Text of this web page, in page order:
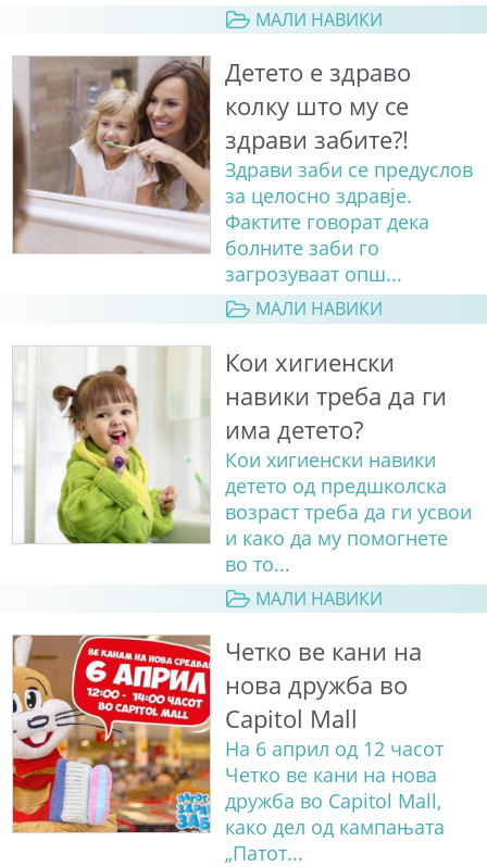
МАЛИ НАВИКИ
Детето е здраво
колку што му се
здрави забите?!
Здрави заби се предуслов
за целосно здравје.
Фактите говорат дека
болните заби го
загрозуваат опш...
МАЛИ НАВИКИ
Кои хигиенски
навики треба да ги
има детето?
Кои хигиенски навики
детето од предшколска
возраст треба да ги усвои
и како да му помогнете
во то...
МАЛИ НАВИКИ
Четко ве кани на
нова дружба во
Capitol Mall
На 6 април од 12 часот
Четко ве кани на нова
дружба во Capitol Mall,
како дел од кампањата
„Патот...